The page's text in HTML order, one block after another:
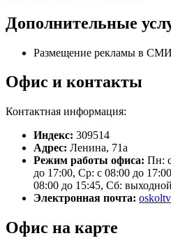
Дополнительные
Размещение рекламы в СМИ
Офис и контакты
Контактная информация:
Индекс: 309514
Адрес: Ленина, 71а
Режим работы офиса: Пн:
до 17:00, Ср: с 08:00 до
08:00 до 15:45, Сб:
Электронная почта:
Офис на карте